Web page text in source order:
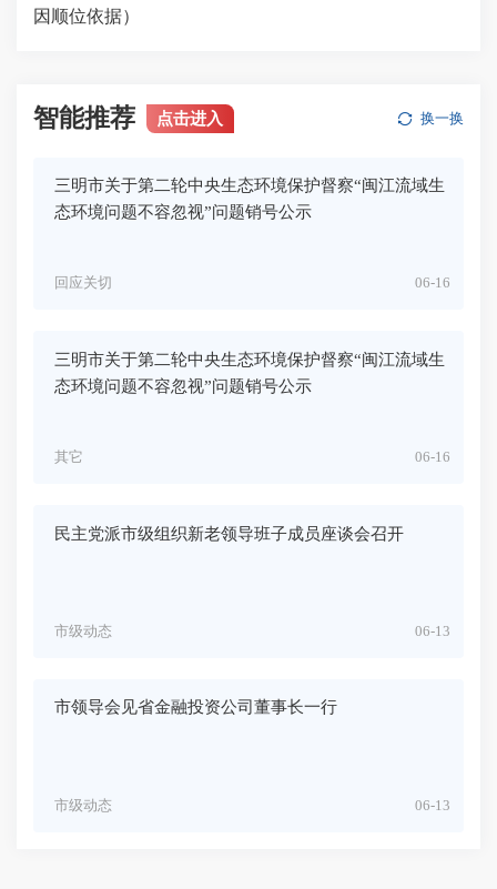
因顺位依据）
智能推荐 点击进入 换一换
三明市关于第二轮中央生态环境保护督察“闽江流域生
态环境问题不容忽视”问题销号公示
06-16
回应关切
三明市关于第二轮中央生态环境保护督察“闽江流域生
态环境问题不容忽视”问题销号公示
06-16
其它
民主党派市级组织新老领导班子成员座谈会召开
06-13
市级动态
市领导会见省金融投资公司董事长一行
06-13
市级动态